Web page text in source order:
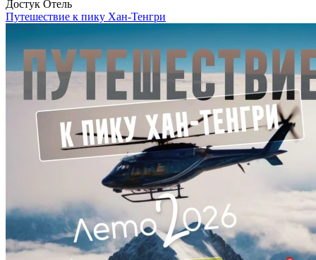
Достук Отель
Путешествие к пику Хан-Тенгри